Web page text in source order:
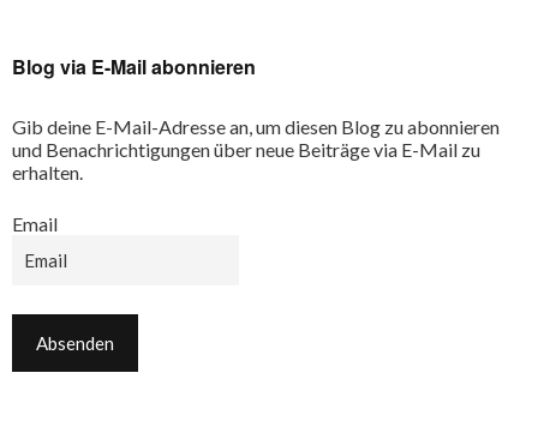
Blog via E-Mail abonnieren
Gib deine E-Mail-Adresse an, um diesen Blog zu abonnieren
und Benachrichtigungen über neue Beiträge via E-Mail zu
erhalten.
Email